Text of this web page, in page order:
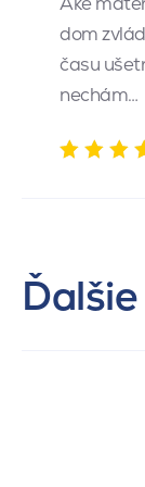
dom
času
nechám…